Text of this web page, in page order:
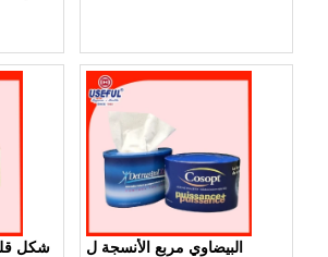
شكل
البيضاوي مربع الأنسجة ل